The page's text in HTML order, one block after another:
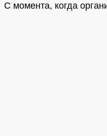
С момента, когда